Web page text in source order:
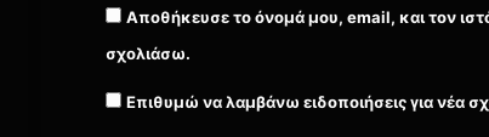
Αποθήκευσε το όνομά μου, email, και τον
σχολιάσω.
Επιθυμώ να λαμβάνω ειδοποιήσεις για νέα